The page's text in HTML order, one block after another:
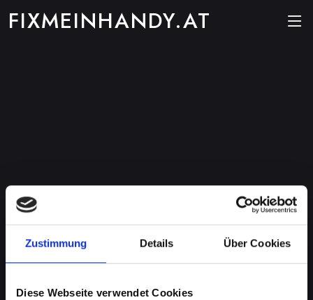
Zustimmung Details Über Cookies
Diese Webseite verwendet Cookies
FIXMEINHANDY.AT